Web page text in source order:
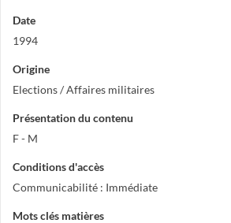
Date
1994
Origine
Elections / Affaires militaires
Présentation du contenu
F - M
Conditions d'accès
Communicabilité : Immédiate
Mots clés matières